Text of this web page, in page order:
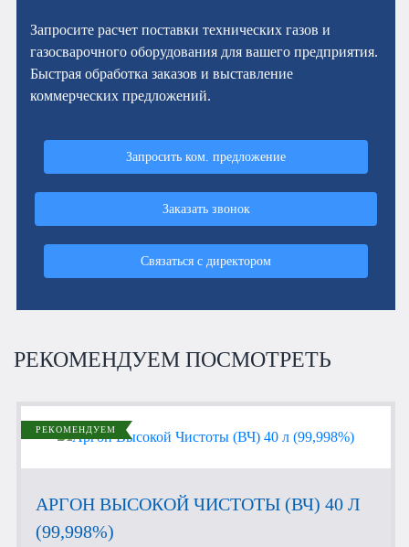
Запросите расчет поставки технических газов и
газосварочного оборудования для вашего предприятия.
Быстрая обработка заказов и выставление
коммерческих предложений.
Запросить ком. предложение
Заказать звонок
Связаться с директором
РЕКОМЕНДУЕМ ПОСМОТРЕТЬ
РЕКОМЕНДУЕМ
АРГОН ВЫСОКОЙ ЧИСТОТЫ (ВЧ) 40 Л
(99,998%)